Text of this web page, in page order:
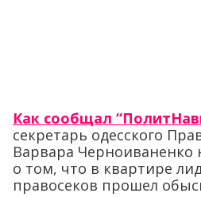
Как сообщал
секретарь одесского
Варвара Черноиваненко
о том, что в квартире
правосеков прошел